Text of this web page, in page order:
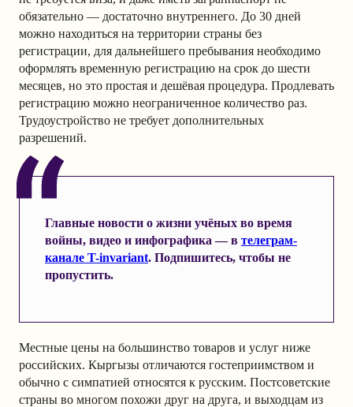
обязательно — достаточно внутреннего. До 30 дней
можно находиться на территории страны без
регистрации, для дальнейшего пребывания необходимо
оформлять временную регистрацию на срок до шести
месяцев, но это простая и дешёвая процедура. Продлевать
регистрацию можно неограниченное количество раз.
Трудоустройство не требует дополнительных
разрешений.
Главные новости о жизни учёных во время
войны, видео и инфографика — в телеграм-
канале T-invariant. Подпишитесь, чтобы не
пропустить.
Местные цены на большинство товаров и услуг ниже
российских. Кыргызы отличаются гостеприимством и
обычно с симпатией относятся к русским. Постсоветские
страны во многом похожи друг на друга, и выходцам из